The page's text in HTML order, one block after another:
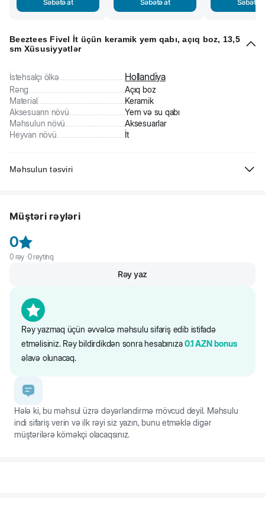
Səbətə at Səbətə at Səbətə
Beeztees Fivel İt üçün keramik yem qabı, açıq boz, 13,5
sm Xüsusiyyətlər
İstehsalçı ölkə Hollandiya
Rəng
Açıq boz
Material
Keramik
Aksesuarın növü
Yem və su qabı
Məhsulun növü
Aksesuarlar
Heyvan növü
İt
Məhsulun təsviri
allergiya yaratmır və yem ilə reaksiya vermir. Yem qabını əldə və ya
şəkil ilə bəzədilib. Müasir dizayn sayəsində hər bir interyer üçün
uyğundur.
Müştəri rəyləri
0
0rəy ·0reytinq
Rəy yazmaq üçün əvvəlcə məhsulu sifariş edib istifadə
etməlisiniz. Rəy bildirdikdən sonra hesabınıza0.1 AZN bonus
əlavə olunacaq.
Rəy yaz
Hələ ki, bu məhsul üzrə dəyərləndirmə mövcud deyil. Məhsulu
indi sifariş verin və ilk rəyi siz yazın, bunu etməklə digər
müştərilərə köməkçi olacaqsınız.